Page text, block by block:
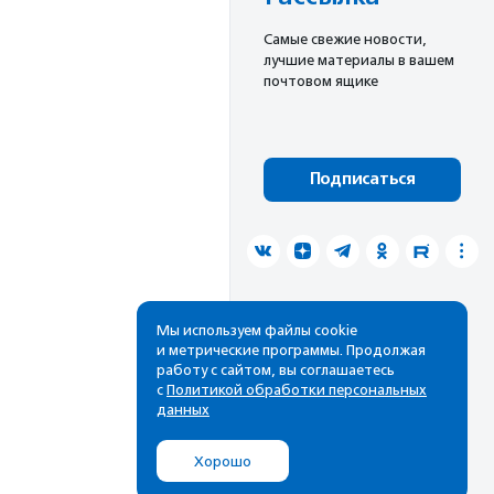
Cамые свежие новости,
лучшие материалы в вашем
почтовом ящике
Подписаться
Мы используем файлы cookie
и метрические программы. Продолжая
работу с сайтом, вы соглашаетесь
с Политикой обработки персональных
данных
Хорошо